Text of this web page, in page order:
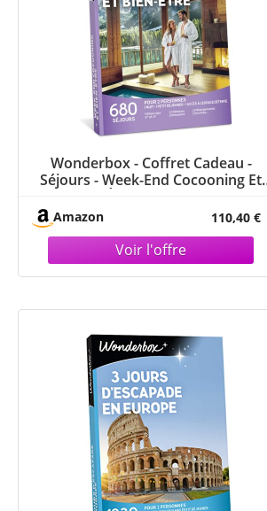
Wonderbox - Coffret Cadeau -
Séjours - Week-End Cocooning Et
Prochain Cocon De Douceur !
Amazon 110,40 €